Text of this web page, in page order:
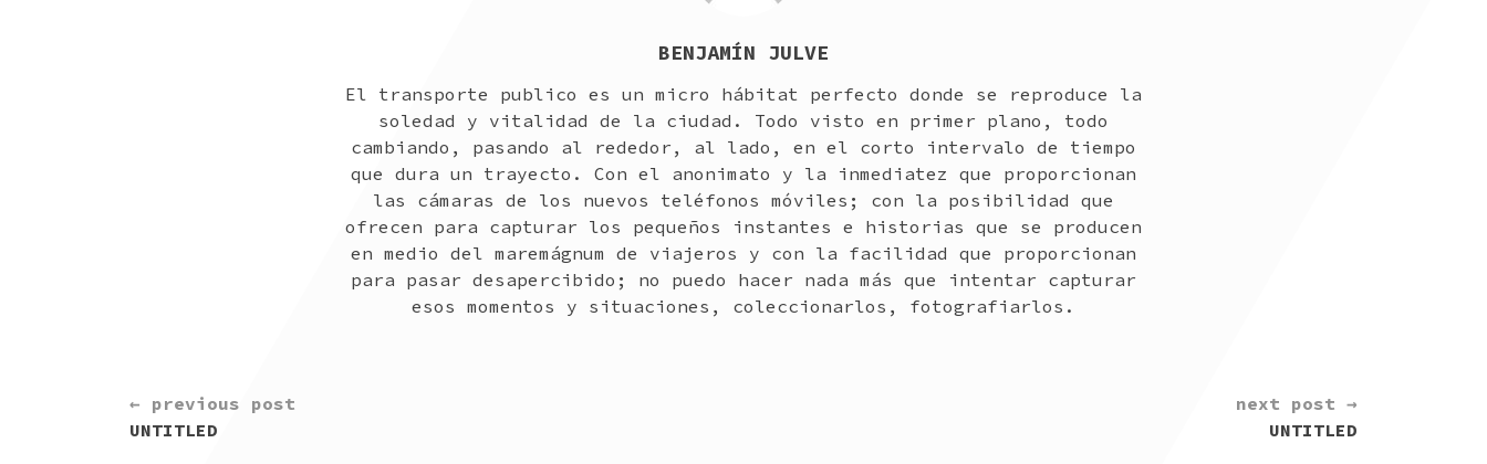
BENJAMÍN JULVE
El transporte publico es un micro hábitat perfecto donde se reproduce la
soledad y vitalidad de la ciudad. Todo visto en primer plano, todo
cambiando, pasando al rededor, al lado, en el corto intervalo de tiempo
que dura un trayecto. Con el anonimato y la inmediatez que proporcionan
las cámaras de los nuevos teléfonos móviles; con la posibilidad que
ofrecen para capturar los pequeños instantes e historias que se producen
en medio del maremágnum de viajeros y con la facilidad que proporcionan
para pasar desapercibido; no puedo hacer nada más que intentar capturar
esos momentos y situaciones, coleccionarlos, fotografiarlos.
CONTINUE
READING
← previous post
UNTITLED
next post →
UNTITLED